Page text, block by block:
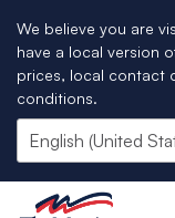
We believe you are
have a local version
prices, local contact
conditions.